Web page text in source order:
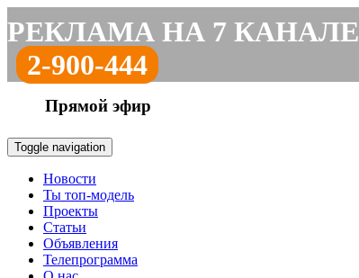
РЕКЛАМА НА 7 КАНАЛЕ
2-900-444
Прямой эфир
Toggle navigation
Новости
Ты топ-модель
Проекты
Статьи
Объявления
Телепрограмма